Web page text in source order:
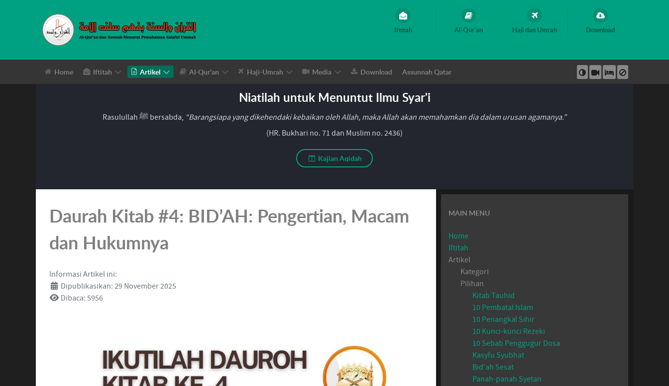
Iftitah Al-Qur'an Haji dan Umrah Download
Home Iftitah Artikel Al-Qur'an Haji-Umrah Media Download Assunnah Qatar
Niatilah untuk Menuntut Ilmu Syar'i
Rasulullah ﷺ bersabda, “Barangsiapa yang dikehendaki kebaikan oleh Allah, maka Allah akan memahamkan dia dalam urusan agamanya.”
(HR. Bukhari no. 71 dan Muslim no. 2436)
Kajian Aqidah
Daurah Kitab #4: BID’AH: Pengertian, Macam
dan Hukumnya
Informasi Artikel ini:
Dipublikasikan: 29 November 2025
Dibaca: 5956
MAIN MENU
Home
Iftitah
Artikel
Kategori
Pilihan
Kitab Tauhid
10 Pembatal Islam
10 Penangkal Sihir
10 Kunci-kunci Rezeki
10 Sebab Penggugur Dosa
Kasyfu Syubhat
Bid'ah Sesat
Panah-panah Syetan